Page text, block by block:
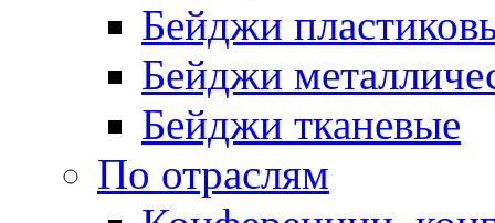
Бейджи
Бейджи
Бейджи тканевые
По отраслям